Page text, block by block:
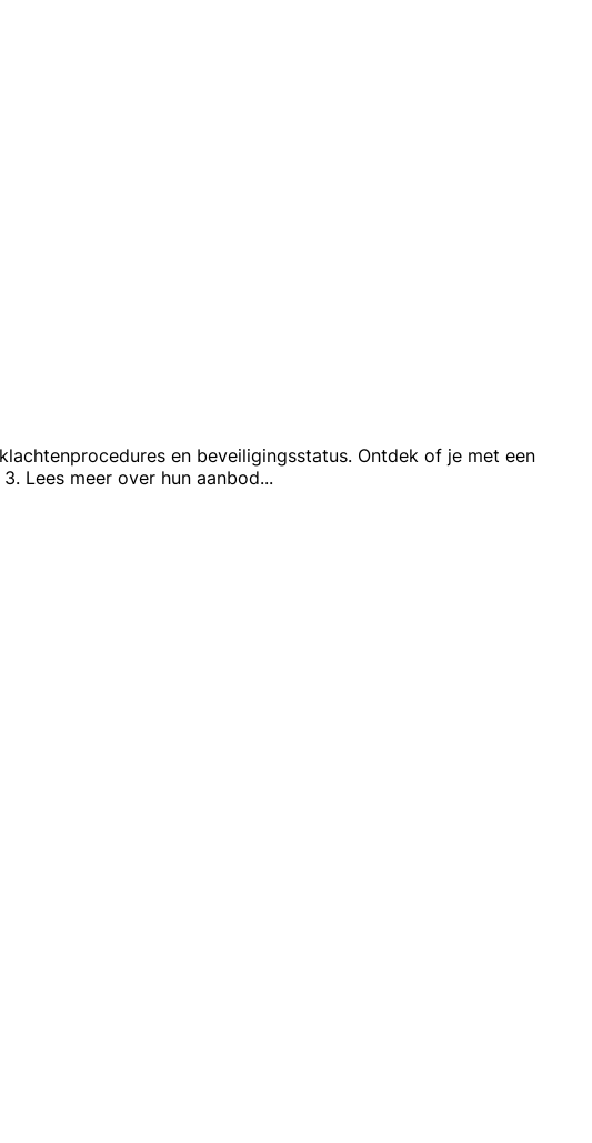
en beveiligingsstatus. Ontdek of je met een
Lees meer over hun aanbod...